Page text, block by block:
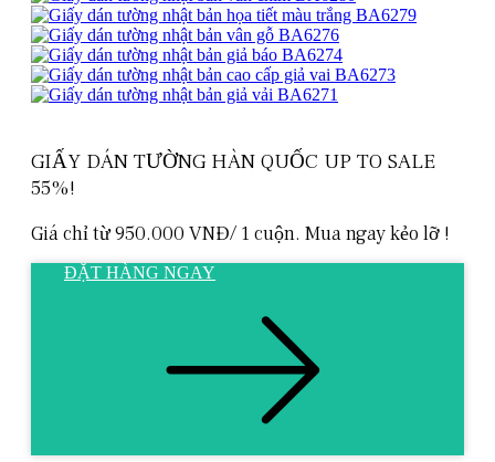
GIẤY DÁN TƯỜNG HÀN QUỐC UP TO SALE
55%!
Giá chỉ từ 950.000 VNĐ/ 1 cuộn. Mua ngay kẻo lỡ !
ĐẶT HÀNG NGAY